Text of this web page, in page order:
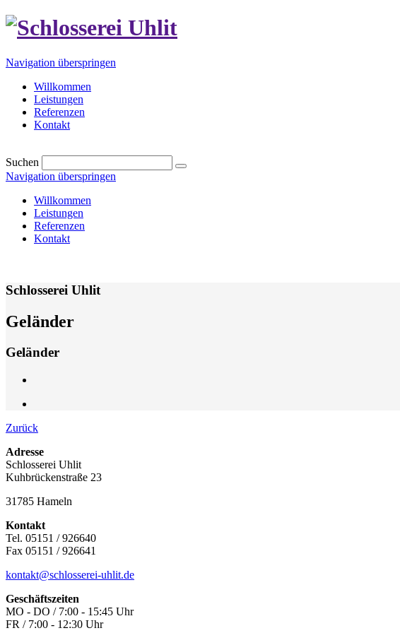
Navigation überspringen
Willkommen
Leistungen
Referenzen
Kontakt
Suchen
Navigation überspringen
Willkommen
Leistungen
Referenzen
Kontakt
Schlosserei Uhlit
Geländer
Geländer
Zurück
Adresse
Schlosserei Uhlit
Kuhbrückenstraße 23
31785 Hameln
Kontakt
Tel. 05151 / 926640
Fax 05151 / 926641
kontakt@schlosserei-uhlit.de
Geschäftszeiten
MO - DO / 7:00 - 15:45 Uhr
FR / 7:00 - 12:30 Uhr